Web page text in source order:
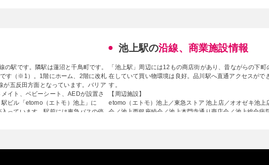
の駅です。隣駅は蓮沼と千鳥町です。
す（※1）。1階にホーム、2階に改札
五反田方面となっています。バリア
イト、ベビーシート、AEDが設置さ
ビル「etomo（エトモ）池上」に
っています。駅前には東急バスの停
池上駅の沿線、商業施設情報
「池上駅」周辺には12もの商店街があり、昔ながらの下
在していて買い物環境は良好。品川駅へ直通アクセスがで
す。
【周辺施設】
etomo（エトモ）池上／東急ストア 池上店／オオゼキ池
会／池上西銀座睦会／池上本門寺通り商店会／池上総合病